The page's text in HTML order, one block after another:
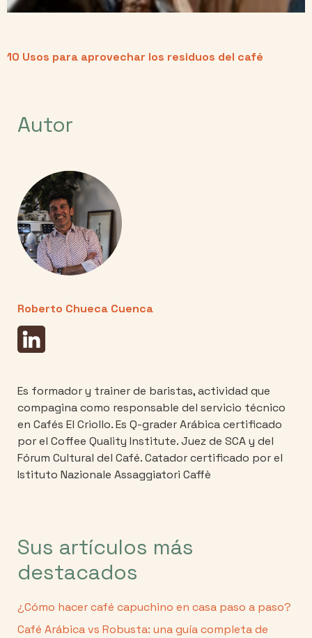
10 Usos para aprovechar los residuos del café
Autor
Roberto Chueca Cuenca
Es formador y trainer de baristas, actividad que
compagina como responsable del servicio técnico
en Cafés El Criollo. Es Q-grader Arábica certificado
por el Coffee Quality Institute. Juez de SCA y del
Fórum Cultural del Café. Catador certificado por el
Istituto Nazionale Assaggiatori Caffè
Sus artículos más
destacados
¿Cómo hacer café capuchino en casa paso a paso?
Café Arábica vs Robusta: una guía completa de